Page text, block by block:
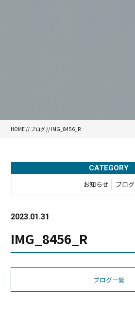
HOME // ブログ // IMG_8456_R
CATEGORY
お知らせ ブログ
2023.01.31
IMG_8456_R
ブログ一覧